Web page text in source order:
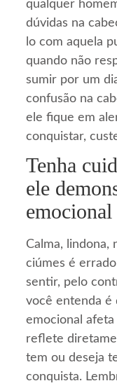
qualquer
dúvidas na
lo com aquela
quando não
sumir por um
confusão na
ele fique em
conquistar,
Tenha
ele
emocional
Calma, lindona,
ciúmes é
sentir, pelo
você entenda é
emocional
reflete
tem ou deseja
conquista.